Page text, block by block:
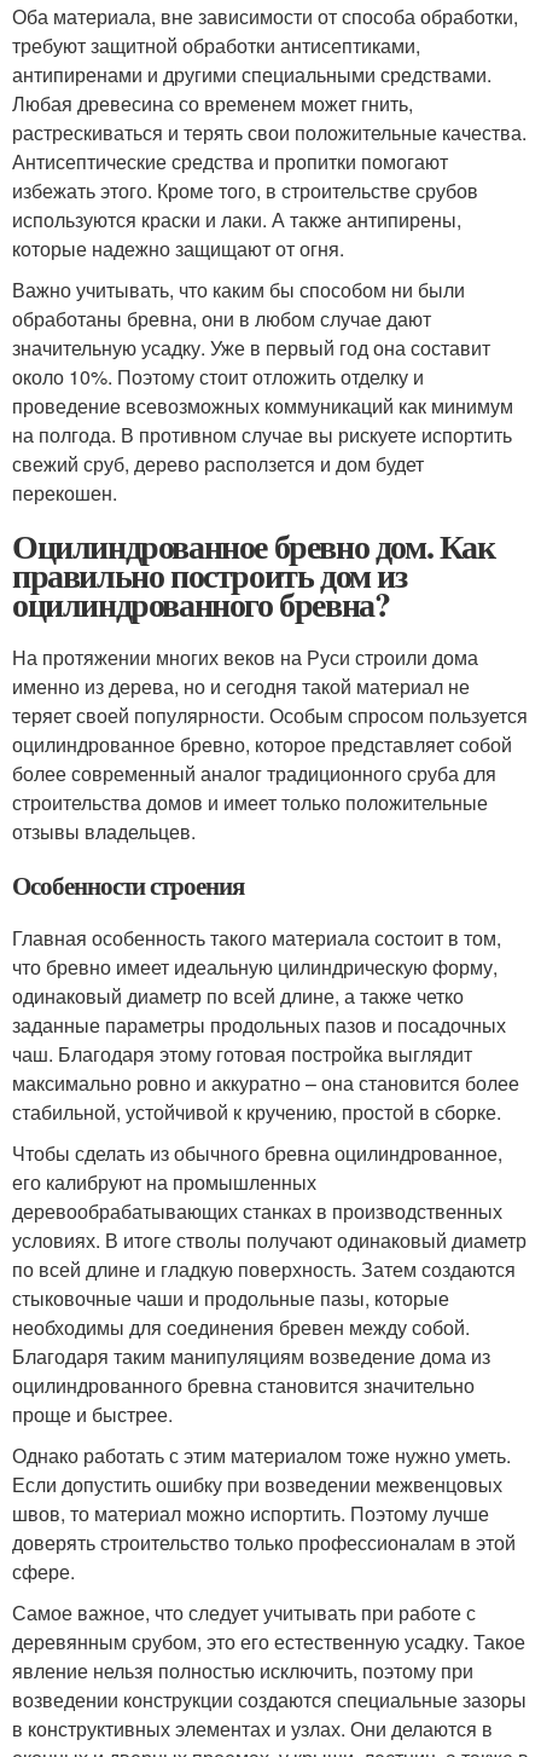
Оба материала, вне зависимости от способа обработки,
требуют защитной обработки антисептиками,
антипиренами и другими специальными средствами.
Любая древесина со временем может гнить,
растрескиваться и терять свои положительные качества.
Антисептические средства и пропитки помогают
избежать этого. Кроме того, в строительстве срубов
используются краски и лаки. А также антипирены,
которые надежно защищают от огня.
Важно учитывать, что каким бы способом ни были
обработаны бревна, они в любом случае дают
значительную усадку. Уже в первый год она составит
около 10%. Поэтому стоит отложить отделку и
проведение всевозможных коммуникаций как минимум
на полгода. В противном случае вы рискуете испортить
свежий сруб, дерево расползется и дом будет
перекошен.
Оцилиндрованное бревно дом. Как
правильно построить дом из
оцилиндрованного бревна?
На протяжении многих веков на Руси строили дома
именно из дерева, но и сегодня такой материал не
теряет своей популярности. Особым спросом пользуется
оцилиндрованное бревно, которое представляет собой
более современный аналог традиционного сруба для
строительства домов и имеет только положительные
отзывы владельцев.
Особенности строения
Главная особенность такого материала состоит в том,
что бревно имеет идеальную цилиндрическую форму,
одинаковый диаметр по всей длине, а также четко
заданные параметры продольных пазов и посадочных
чаш. Благодаря этому готовая постройка выглядит
максимально ровно и аккуратно – она становится более
стабильной, устойчивой к кручению, простой в сборке.
Чтобы сделать из обычного бревна оцилиндрованное,
его калибруют на промышленных
деревообрабатывающих станках в производственных
условиях. В итоге стволы получают одинаковый диаметр
по всей длине и гладкую поверхность. Затем создаются
стыковочные чаши и продольные пазы, которые
необходимы для соединения бревен между собой.
Благодаря таким манипуляциям возведение дома из
оцилиндрованного бревна становится значительно
проще и быстрее.
Однако работать с этим материалом тоже нужно уметь.
Если допустить ошибку при возведении межвенцовых
швов, то материал можно испортить. Поэтому лучше
доверять строительство только профессионалам в этой
сфере.
Самое важное, что следует учитывать при работе с
деревянным срубом, это его естественную усадку. Такое
явление нельзя полностью исключить, поэтому при
возведении конструкции создаются специальные зазоры
в конструктивных элементах и узлах. Они делаются в